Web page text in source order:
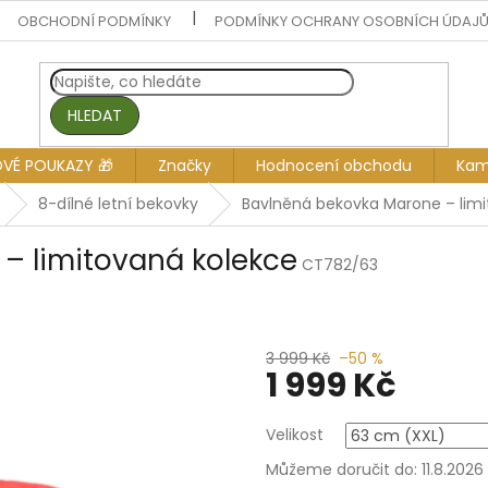
OBCHODNÍ PODMÍNKY PODMÍNKY OCHRANY OSOBNÍCH ÚDAJŮ
HLEDAT
POUKAZY 🎁 Značky Hodnocení obchodu
8-dílné letní bekovky Bavlněná bekovka Marone –
limitovaná kolekce CT782/63
3 999 Kč –50 %
1 999 Kč
cena:
Velikost
Můžeme doručit do: 11.8.2026